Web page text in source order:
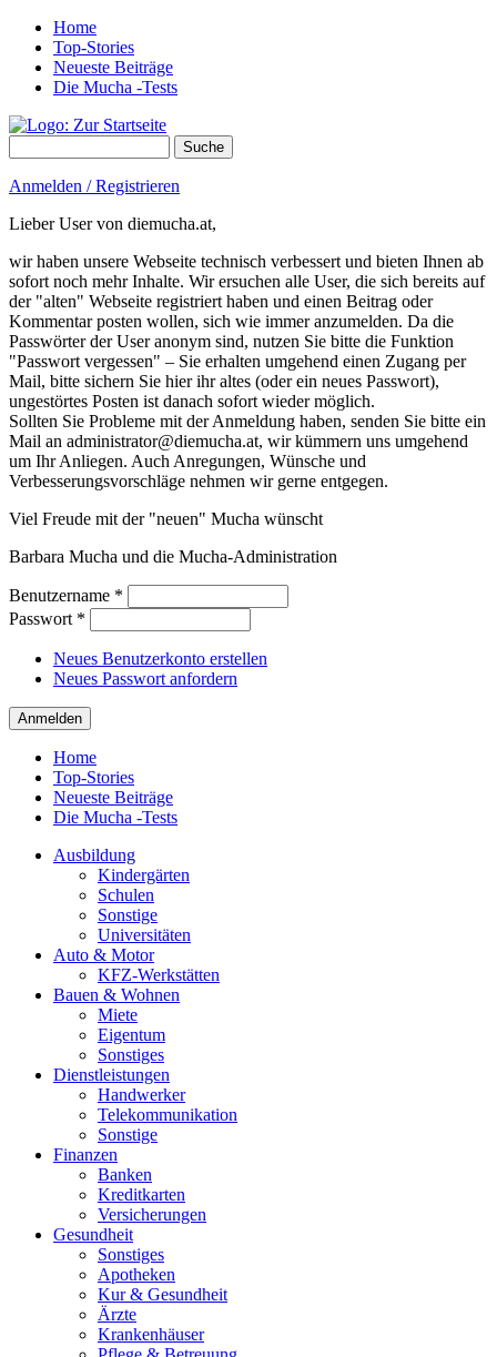
Home
Top-Stories
Neueste Beiträge
Die Mucha -Tests
Anmelden / Registrieren
Lieber User von diemucha.at,
wir haben unsere Webseite technisch verbessert und bieten Ihnen ab
sofort noch mehr Inhalte. Wir ersuchen alle User, die sich bereits auf
der "alten" Webseite registriert haben und einen Beitrag oder
Kommentar posten wollen, sich wie immer anzumelden. Da die
Passwörter der User anonym sind, nutzen Sie bitte die Funktion
"Passwort vergessen" – Sie erhalten umgehend einen Zugang per
Mail, bitte sichern Sie hier ihr altes (oder ein neues Passwort),
ungestörtes Posten ist danach sofort wieder möglich.
Sollten Sie Probleme mit der Anmeldung haben, senden Sie bitte ein
Mail an administrator@diemucha.at, wir kümmern uns umgehend
um Ihr Anliegen. Auch Anregungen, Wünsche und
Verbesserungsvorschläge nehmen wir gerne entgegen.
Viel Freude mit der "neuen" Mucha wünscht
Barbara Mucha und die Mucha-Administration
Benutzername *
Passwort *
Neues Benutzerkonto erstellen
Neues Passwort anfordern
Home
Top-Stories
Neueste Beiträge
Die Mucha -Tests
Ausbildung
Kindergärten
Schulen
Sonstige
Universitäten
Auto & Motor
KFZ-Werkstätten
Bauen & Wohnen
Miete
Eigentum
Sonstiges
Dienstleistungen
Handwerker
Telekommunikation
Sonstige
Finanzen
Banken
Kreditkarten
Versicherungen
Gesundheit
Sonstiges
Apotheken
Kur & Gesundheit
Ärzte
Krankenhäuser